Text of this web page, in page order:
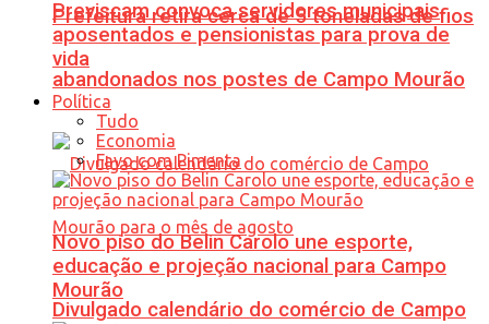
Prefeitura retira cerca de 5 toneladas de fios
abandonados nos postes de Campo Mourão
Divulgado calendário do comércio de Campo
Previscam convoca servidores municipais
aposentados e pensionistas para prova de
vida
Política
Tudo
Economia
Favo com Pimenta
Novo piso do Belin Carolo une esporte,
educação e projeção nacional para Campo
Mourão